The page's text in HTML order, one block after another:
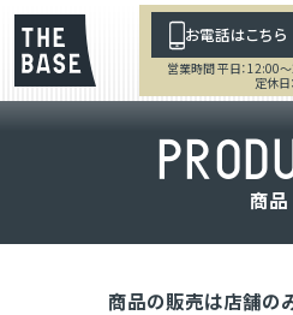
お電話はこちら
営業時間 平日：12:00
定休日
PROD
商品
商品の販売は店舗の